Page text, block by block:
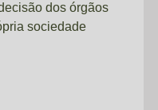
dos órgãos
sociedade